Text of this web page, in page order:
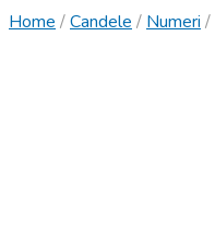
Home /Candele / Numeri /